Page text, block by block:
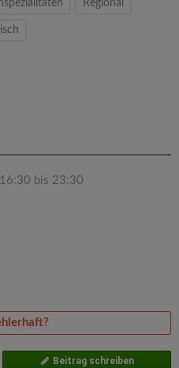
Regional
16:30 bis 23:30
Beitrag schreiben